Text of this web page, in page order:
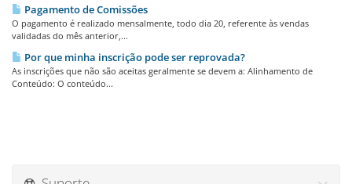
Pagamento de Comissões
O pagamento é realizado mensalmente, todo dia 20, referente às vendas
validadas do mês anterior,...
Por que minha inscrição pode ser reprovada?
As inscrições que não são aceitas geralmente se devem a: Alinhamento de
Conteúdo: O conteúdo...